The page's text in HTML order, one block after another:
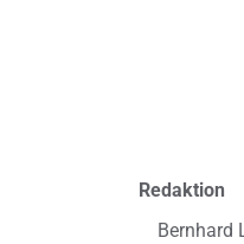
Redaktion
Bernhard